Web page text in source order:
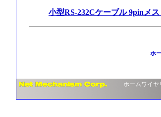
小型RS-232Cケーブル 9pinメ
ホ
ホームワイヤ